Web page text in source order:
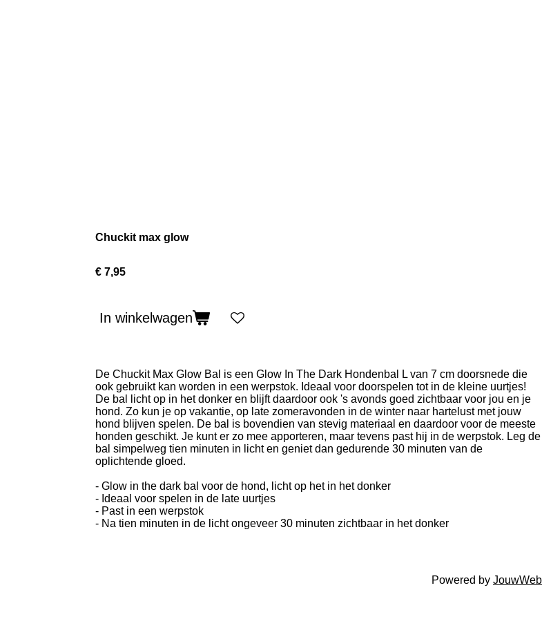
Chuckit max glow
€ 7,95
In winkelwagen
De Chuckit Max Glow Bal is een Glow In The Dark Hondenbal L van 7 cm doorsnede die
ook gebruikt kan worden in een werpstok. Ideaal voor doorspelen tot in de kleine uurtjes!
De bal licht op in het donker en blijft daardoor ook 's avonds goed zichtbaar voor jou en je
hond. Zo kun je op vakantie, op late zomeravonden in de winter naar hartelust met jouw
hond blijven spelen. De bal is bovendien van stevig materiaal en daardoor voor de meeste
honden geschikt. Je kunt er zo mee apporteren, maar tevens past hij in de werpstok. Leg de
bal simpelweg tien minuten in licht en geniet dan gedurende 30 minuten van de
oplichtende gloed.
- Glow in the dark bal voor de hond, licht op het in het donker
- Ideaal voor spelen in de late uurtjes
- Past in een werpstok
- Na tien minuten in de licht ongeveer 30 minuten zichtbaar in het donker
Powered by JouwWeb